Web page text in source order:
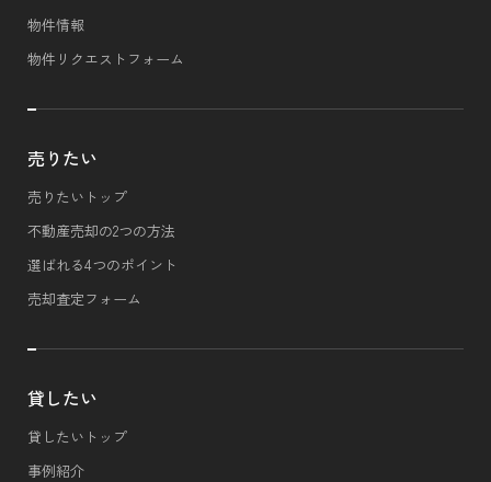
物件情報
物件リクエストフォーム
売りたい
売りたいトップ
不動産売却の2つの方法
選ばれる4つのポイント
売却査定フォーム
貸したい
貸したいトップ
事例紹介